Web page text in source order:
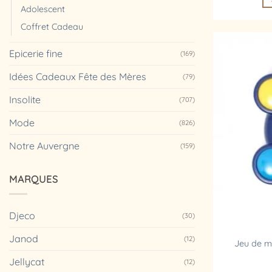
Adolescent
Coffret Cadeau
Epicerie fine (169)
Idées Cadeaux Fête des Mères (79)
Insolite (707)
Mode (826)
Notre Auvergne (159)
MARQUES
Djeco (30)
Janod (12)
Jellycat (12)
Jeu de